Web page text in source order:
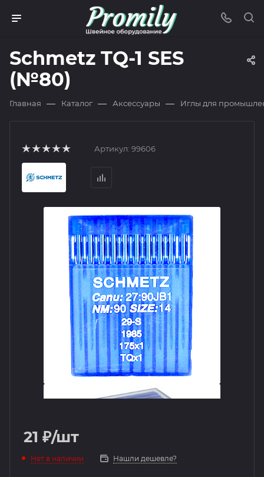
Schmetz TQ-1 SES
(№80)
Главная — Каталог — Аксессуары — Иглы для
Артикул: 99606
21 ₽/шт
Нет в наличии Нашли дешевле?